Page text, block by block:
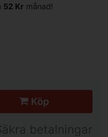
52 Kr månad!
Köp
betalningar